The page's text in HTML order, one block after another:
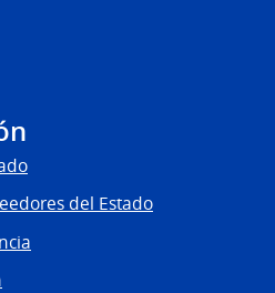
del Estado